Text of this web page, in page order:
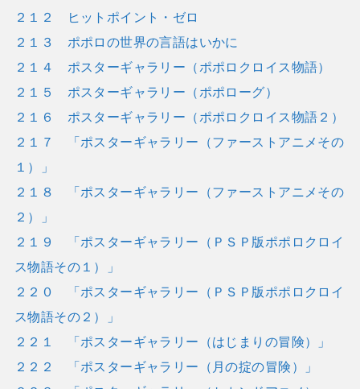
２１２ ヒットポイント・ゼロ
２１３ ポポロの世界の言語はいかに
２１４ ポスターギャラリー（ポポロクロイス物語）
２１５ ポスターギャラリー（ポポローグ）
２１６ ポスターギャラリー（ポポロクロイス物語２）
２１７ 「ポスターギャラリー（ファーストアニメその
１）」
２１８ 「ポスターギャラリー（ファーストアニメその
２）」
２１９ 「ポスターギャラリー（ＰＳＰ版ポポロクロイ
ス物語その１）」
２２０ 「ポスターギャラリー（ＰＳＰ版ポポロクロイ
ス物語その２）」
２２１ 「ポスターギャラリー（はじまりの冒険）」
２２２ 「ポスターギャラリー（月の掟の冒険）」